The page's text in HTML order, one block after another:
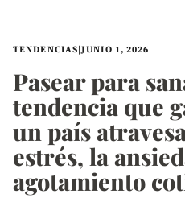
TENDENCIAS|JUNIO 1, 2026
Pasear para
tendencia que
un país
estrés, la
agotamiento